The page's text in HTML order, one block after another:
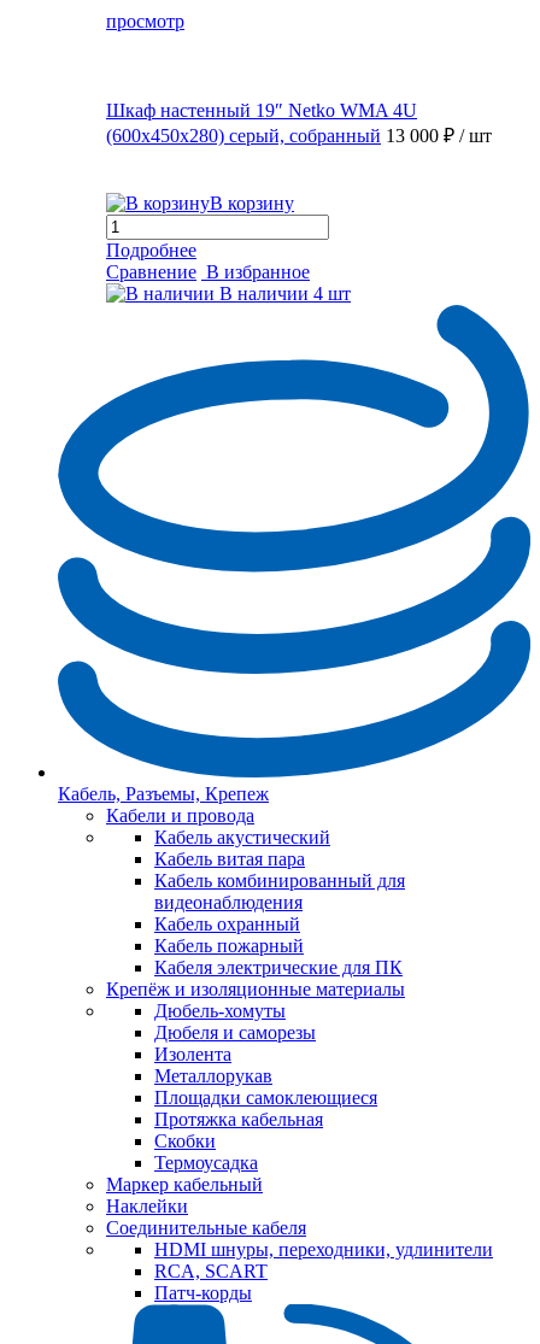
просмотр
Шкаф настенный 19″ Netko WMA 4U
(600x450x280) серый, собранный 13 000 ₽ / шт
В корзину
Подробнее
Сравнение В избранное
В наличии 4 шт
Кабель, Разъемы, Крепеж
Кабели и провода
Кабель акустический
Кабель витая пара
Кабель комбинированный для
видеонаблюдения
Кабель охранный
Кабель пожарный
Кабеля электрические для ПК
Крепёж и изоляционные материалы
Дюбель-хомуты
Дюбеля и саморезы
Изолента
Металлорукав
Площадки самоклеющиеся
Протяжка кабельная
Скобки
Термоусадка
Маркер кабельный
Наклейки
Соединительные кабеля
HDMI шнуры, переходники, удлинители
RCA, SCART
Патч-корды